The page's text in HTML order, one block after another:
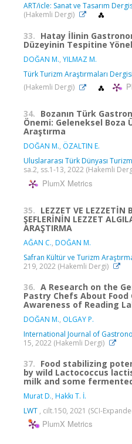
ART/icle: Sanat ve Tasarım
(Hakemli Dergi)
33. Hatay İlinin
Düzeyinin Tespitine
DOĞAN M., YILMAZ M.
Türk Turizm Araştırmaları Dergisi
(Hakemli Dergi)
34. Bozanın Türk
Önemi: Geleneksel Boza
Araştırma
DOĞAN M., ÖZALTIN E.
Uluslararası Türk Dünyası
sa.2, ss.1-13, 2022 (Hakemli
PlumX Metrics
35. LEZZET VE LEZZETİN
ŞEFLERİNİN LEZZET
ARAŞTIRMA
AĞAN C., DOĞAN M.
Safran Kültür ve Turizm
219, 2022 (Hakemli Dergi)
36. A Research on the
Pastry Chefs About
Awareness of Reading
DOĞAN M., OLGAY P.
International Journal of
15, 2022 (Hakemli Dergi)
37. Food stabilizing
by wild Lactococcus
milk and some
Murat D., Hakkı T. İ.
LWT , cilt.150, 2021 (SCI-
PlumX Metrics